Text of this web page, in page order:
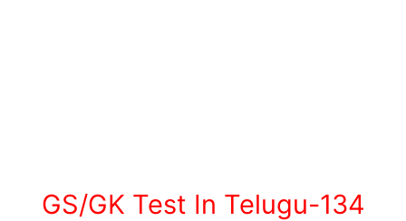
GS/GK Test In Telugu-134